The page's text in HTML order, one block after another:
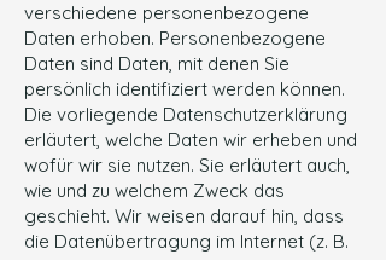
verschiedene personenbezogene
Daten erhoben. Personenbezogene
Daten sind Daten, mit denen Sie
persönlich identifiziert werden können.
Die vorliegende Datenschutzerklärung
erläutert, welche Daten wir erheben und
wofür wir sie nutzen. Sie erläutert auch,
wie und zu welchem Zweck das
geschieht. Wir weisen darauf hin, dass
die Datenübertragung im Internet (z. B.